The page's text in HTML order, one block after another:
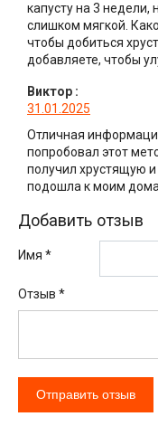
капусту на 3 недели,
слишком мягкой.
чтобы добиться
добавляете, чтобы
Виктор :
31.01.2025
Отличная
попробовал этот
получил хрустящую и
подошла к моим
Добавить отзыв
Имя *
Отзыв *